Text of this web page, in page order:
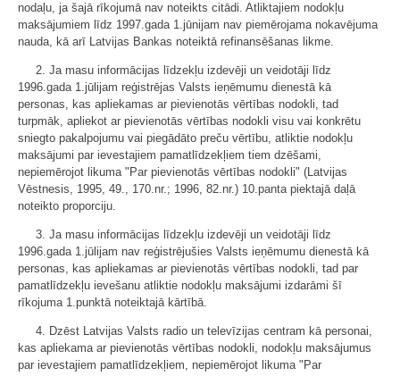
nodaļu, ja šajā rīkojumā nav noteikts citādi. Atliktajiem nodokļu
maksājumiem līdz 1997.gada 1.jūnijam nav piemērojama nokavējuma
nauda, kā arī Latvijas Bankas noteiktā refinansēšanas likme.
2. Ja masu informācijas līdzekļu izdevēji un veidotāji līdz
1996.gada 1.jūlijam reģistrējas Valsts ieņēmumu dienestā kā
personas, kas apliekamas ar pievienotās vērtības nodokli, tad
turpmāk, apliekot ar pievienotās vērtības nodokli visu vai konkrētu
sniegto pakalpojumu vai piegādāto preču vērtību, atliktie nodokļu
maksājumi par ievestajiem pamatlīdzekļiem tiem dzēšami,
nepiemērojot likuma "Par pievienotās vērtības nodokli" (Latvijas
Vēstnesis, 1995, 49., 170.nr.; 1996, 82.nr.) 10.panta piektajā daļā
noteikto proporciju.
3. Ja masu informācijas līdzekļu izdevēji un veidotāji līdz
1996.gada 1.jūlijam nav reģistrējušies Valsts ieņēmumu dienestā kā
personas, kas apliekamas ar pievienotās vērtības nodokli, tad par
pamatlīdzekļu ievešanu atliktie nodokļu maksājumi izdarāmi šī
rīkojuma 1.punktā noteiktajā kārtībā.
4. Dzēst Latvijas Valsts radio un televīzijas centram kā personai,
kas apliekama ar pievienotās vērtības nodokli, nodokļu maksājumus
par ievestajiem pamatlīdzekļiem, nepiemērojot likuma "Par